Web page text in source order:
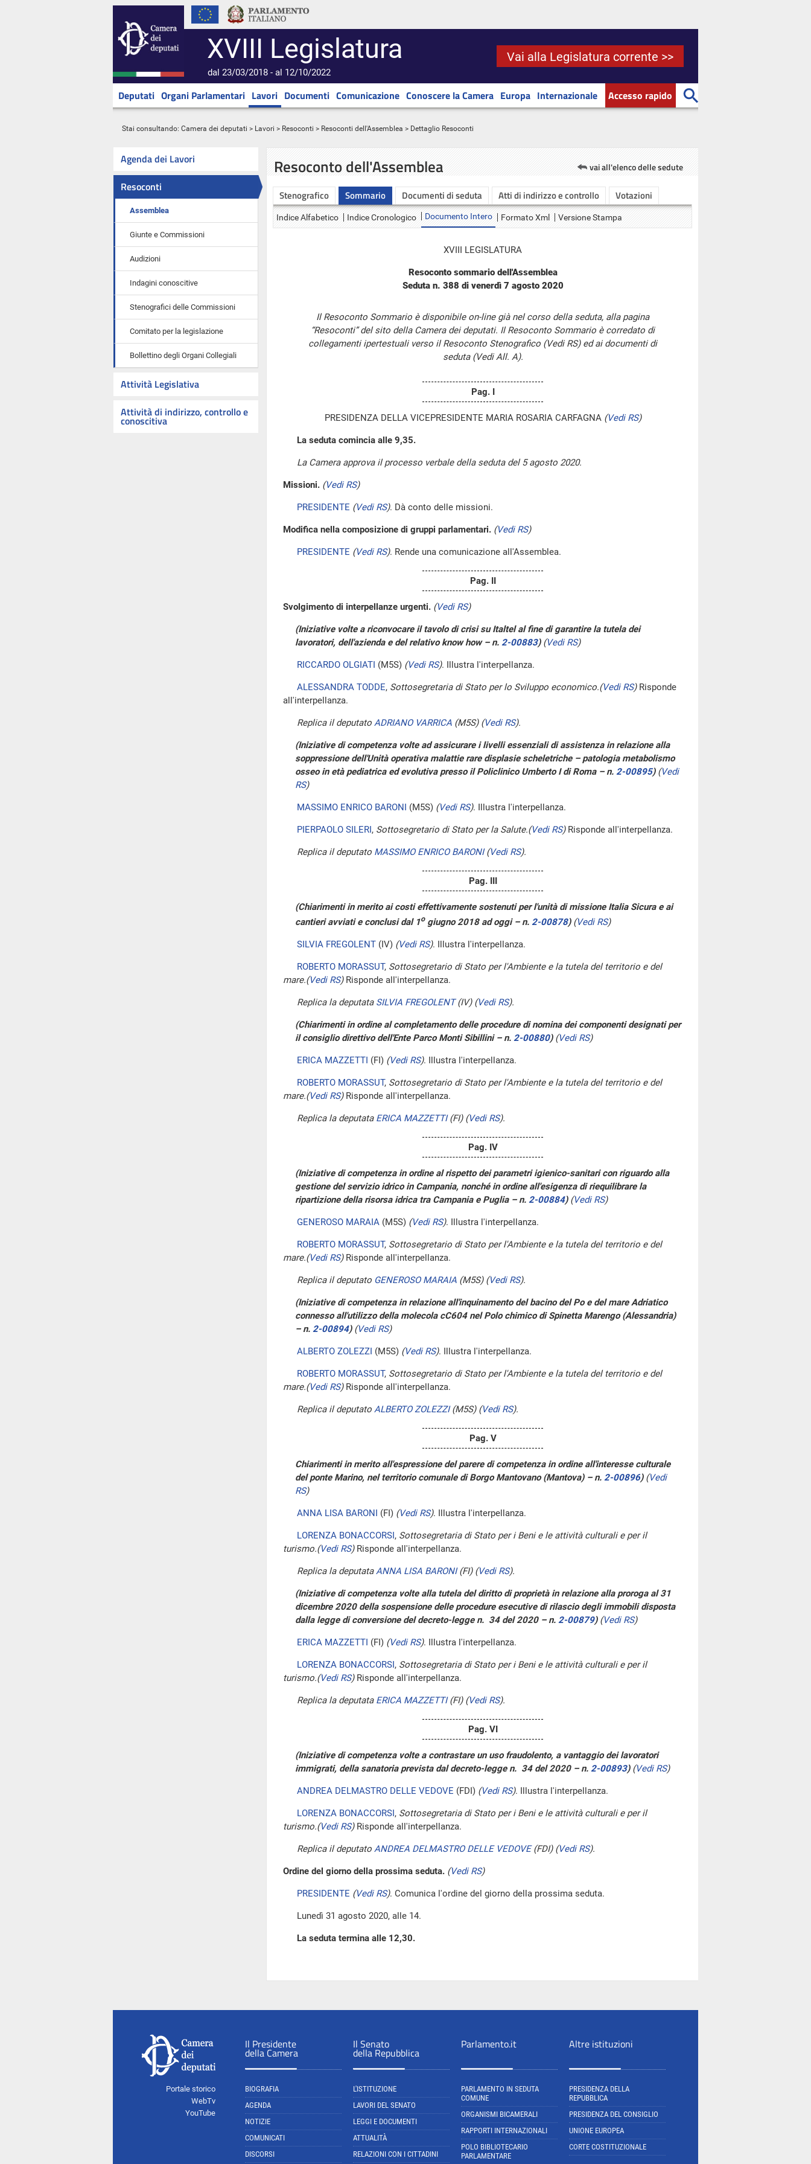
XVIII Legislatura
dal 23/03/2018 - al 12/10/2022
Vai alla Legislatura corrente >>
Deputati Organi Parlamentari Lavori Documenti Comunicazione Conoscere la Camera Europa Internazionale Accesso rapido
Stai consultando: Camera dei deputati > Lavori > Resoconti > Resoconti dell'Assemblea > Dettaglio Resoconti
Agenda dei Lavori
Resoconti
Assemblea
Giunte e Commissioni
Audizioni
Indagini conoscitive
Stenografici delle Commissioni
Comitato per la legislazione
Bollettino degli Organi Collegiali
Attività Legislativa
Attività di indirizzo, controllo e
conoscitiva
Resoconto dell'Assemblea vai all'elenco delle sedute
Stenografico Sommario Documenti di seduta Atti di indirizzo e controllo Votazioni
Indice Alfabetico Indice Cronologico Documento Intero Formato Xml Versione Stampa
XVIII LEGISLATURA
Resoconto sommario dell'Assemblea
Seduta n. 388 di venerdì 7 agosto 2020
Il Resoconto Sommario è disponibile on-line già nel corso della seduta, alla pagina
“Resoconti” del sito della Camera dei deputati. Il Resoconto Sommario è corredato di
collegamenti ipertestuali verso il Resoconto Stenografico (Vedi RS) ed ai documenti di
seduta (Vedi All. A).
Pag. I
PRESIDENZA DELLA VICEPRESIDENTE MARIA ROSARIA CARFAGNA (Vedi RS)
La seduta comincia alle 9,35.
La Camera approva il processo verbale della seduta del 5 agosto 2020.
Missioni. (Vedi RS)
PRESIDENTE (Vedi RS). Dà conto delle missioni.
Modifica nella composizione di gruppi parlamentari. (Vedi RS)
PRESIDENTE (Vedi RS). Rende una comunicazione all'Assemblea.
Pag. II
Svolgimento di interpellanze urgenti. (Vedi RS)
(Iniziative volte a riconvocare il tavolo di crisi su Italtel al fine di garantire la tutela dei
lavoratori, dell'azienda e del relativo know how – n. 2-00883) (Vedi RS)
RICCARDO OLGIATI (M5S) (Vedi RS). Illustra l'interpellanza.
ALESSANDRA TODDE, Sottosegretaria di Stato per lo Sviluppo economico.(Vedi RS)Risponde
all'interpellanza.
Replica il deputato ADRIANO VARRICA (M5S) (Vedi RS).
(Iniziative di competenza volte ad assicurare i livelli essenziali di assistenza in relazione alla
soppressione dell'Unità operativa malattie rare displasie scheletriche – patologia metabolismo
osseo in età pediatrica ed evolutiva presso il Policlinico Umberto I di Roma – n. 2-00895) (Vedi
RS)
MASSIMO ENRICO BARONI (M5S) (Vedi RS). Illustra l'interpellanza.
PIERPAOLO SILERI, Sottosegretario di Stato per la Salute.(Vedi RS)Risponde all'interpellanza.
Replica il deputato MASSIMO ENRICO BARONI (Vedi RS).
Pag. III
(Chiarimenti in merito ai costi effettivamente sostenuti per l'unità di missione Italia Sicura e ai
cantieri avviati e conclusi dal 1ogiugno 2018 ad oggi – n. 2-00878) (Vedi RS)
SILVIA FREGOLENT (IV) (Vedi RS). Illustra l'interpellanza.
ROBERTO MORASSUT, Sottosegretario di Stato per l'Ambiente e la tutela del territorio e del
mare.(Vedi RS)Risponde all'interpellanza.
Replica la deputata SILVIA FREGOLENT(IV) (Vedi RS).
(Chiarimenti in ordine al completamento delle procedure di nomina dei componenti designati per
il consiglio direttivo dell'Ente Parco Monti Sibillini – n. 2-00880) (Vedi RS)
ERICA MAZZETTI (FI) (Vedi RS). Illustra l'interpellanza.
ROBERTO MORASSUT, Sottosegretario di Stato per l'Ambiente e la tutela del territorio e del
mare.(Vedi RS)Risponde all'interpellanza.
Replica la deputata ERICA MAZZETTI(FI) (Vedi RS).
Pag. IV
(Iniziative di competenza in ordine al rispetto dei parametri igienico-sanitari con riguardo alla
gestione del servizio idrico in Campania, nonché in ordine all'esigenza di riequilibrare la
ripartizione della risorsa idrica tra Campania e Puglia – n. 2-00884) (Vedi RS)
GENEROSO MARAIA (M5S) (Vedi RS). Illustra l'interpellanza.
ROBERTO MORASSUT, Sottosegretario di Stato per l'Ambiente e la tutela del territorio e del
mare.(Vedi RS)Risponde all'interpellanza.
Replica il deputato GENEROSO MARAIA (M5S) (Vedi RS).
(Iniziative di competenza in relazione all'inquinamento del bacino del Po e del mare Adriatico
connesso all'utilizzo della molecola cC604 nel Polo chimico di Spinetta Marengo (Alessandria)
– n. 2-00894) (Vedi RS)
ALBERTO ZOLEZZI (M5S) (Vedi RS). Illustra l'interpellanza.
ROBERTO MORASSUT, Sottosegretario di Stato per l'Ambiente e la tutela del territorio e del
mare.(Vedi RS)Risponde all'interpellanza.
Replica il deputato ALBERTO ZOLEZZI(M5S) (Vedi RS).
Pag. V
Chiarimenti in merito all'espressione del parere di competenza in ordine all'interesse culturale
del ponte Marino, nel territorio comunale di Borgo Mantovano (Mantova) – n. 2-00896) (Vedi
RS)
ANNA LISA BARONI (FI) (Vedi RS). Illustra l'interpellanza.
LORENZA BONACCORSI, Sottosegretaria di Stato per i Beni e le attività culturali e per il
turismo.(Vedi RS)Risponde all'interpellanza.
Replica la deputataANNA LISA BARONI(FI) (Vedi RS).
(Iniziative di competenza volte alla tutela del diritto di proprietà in relazione alla proroga al 31
dicembre 2020 della sospensione delle procedure esecutive di rilascio degli immobili disposta
dalla legge di conversione del decreto-legge n. 34 del 2020 – n. 2-00879) (Vedi RS)
ERICA MAZZETTI (FI) (Vedi RS). Illustra l'interpellanza.
LORENZA BONACCORSI, Sottosegretaria di Stato per i Beni e le attività culturali e per il
turismo.(Vedi RS)Risponde all'interpellanza.
Replica la deputata ERICA MAZZETTI(FI) (Vedi RS).
Pag. VI
(Iniziative di competenza volte a contrastare un uso fraudolento, a vantaggio dei lavoratori
immigrati, della sanatoria prevista dal decreto-legge n. 34 del 2020 – n. 2-00893) (Vedi RS)
ANDREA DELMASTRO DELLE VEDOVE (FDI) (Vedi RS). Illustra l'interpellanza.
LORENZA BONACCORSI, Sottosegretaria di Stato per i Beni e le attività culturali e per il
turismo.(Vedi RS)Risponde all'interpellanza.
Replica il deputato ANDREA DELMASTRO DELLE VEDOVE(FDI) (Vedi RS).
Ordine del giorno della prossima seduta. (Vedi RS)
PRESIDENTE (Vedi RS). Comunica l'ordine del giorno della prossima seduta.
Lunedì 31 agosto 2020, alle 14.
La seduta termina alle 12,30.
Portale storico
WebTv
YouTube
Il Presidente
della Camera
BIOGRAFIA
AGENDA
NOTIZIE
COMUNICATI
DISCORSI
Il Senato
della Repubblica
L'ISTITUZIONE
LAVORI DEL SENATO
LEGGI E DOCUMENTI
ATTUALITÀ
RELAZIONI CON I CITTADINI
Parlamento.it
PARLAMENTO IN SEDUTA
COMUNE
ORGANISMI BICAMERALI
RAPPORTI INTERNAZIONALI
POLO BIBLIOTECARIO
PARLAMENTARE
Altre istituzioni
PRESIDENZA DELLA
REPUBBLICA
PRESIDENZA DEL CONSIGLIO
UNIONE EUROPEA
CORTE COSTITUZIONALE